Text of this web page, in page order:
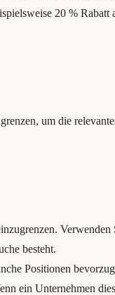
20 %
um die
besteht.
Positionen
ein Unternehmen